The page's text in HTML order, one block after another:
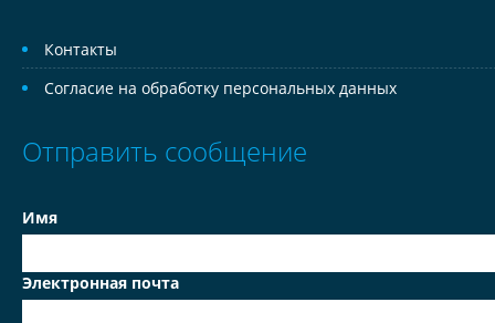
Контакты
Согласие на обработку персональных данных
Отправить сообщение
Имя
Электронная почта